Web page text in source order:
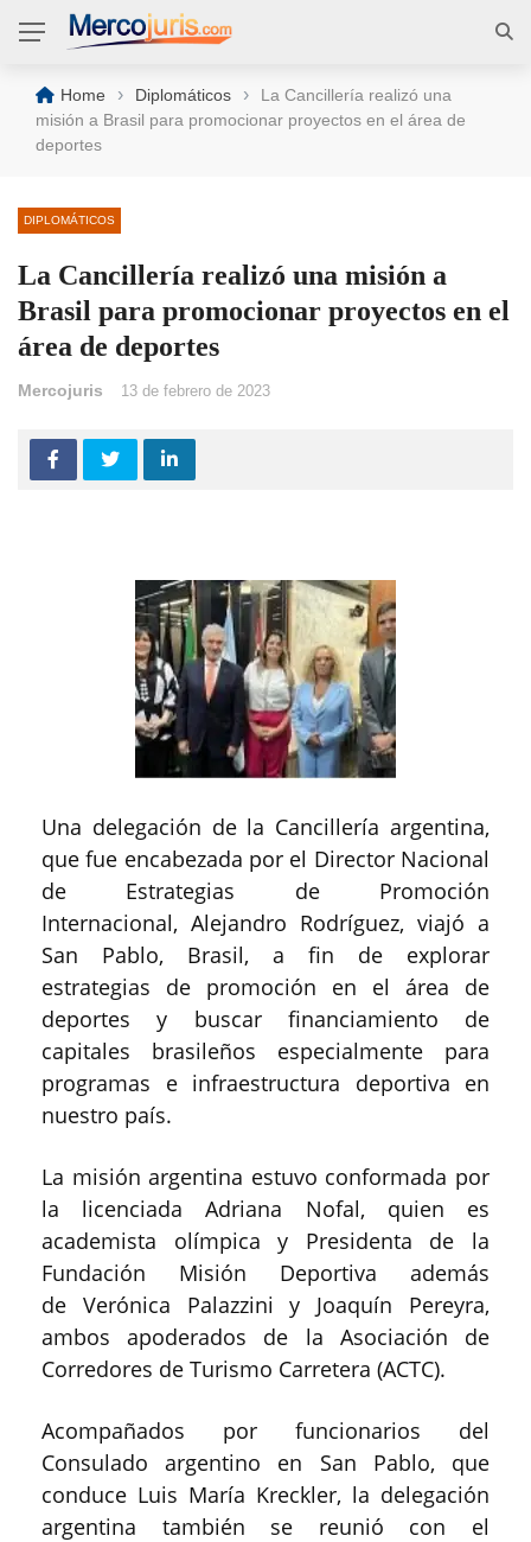
Home › Diplomáticos ›
La Cancillería realizó una
misión a Brasil para promocionar proyectos en el área de
deportes
DIPLOMÁTICOS
La Cancillería realizó una misión a
Brasil para promocionar proyectos en el
área de deportes
Mercojuris 13 de febrero de 2023
Una delegación de la Cancillería argentina,
que fue encabezada por el Director Nacional
de Estrategias de Promoción
Internacional, Alejandro Rodríguez, viajó a
San Pablo, Brasil, a fin de explorar
estrategias de promoción en el área de
deportes y buscar financiamiento de
capitales brasileños especialmente para
programas e infraestructura deportiva en
nuestro país.
La misión argentina estuvo conformada por
la licenciada Adriana Nofal, quien es
academista olímpica y Presidenta de la
Fundación Misión Deportiva además
de Verónica Palazzini y Joaquín Pereyra,
ambos apoderados de la Asociación de
Corredores de Turismo Carretera (ACTC).
Acompañados por funcionarios del
Consulado argentino en San Pablo, que
conduce Luis María Kreckler, la delegación
argentina también se reunió con el